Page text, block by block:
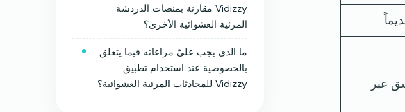
عبر
Vidizzy مقارنة بمنصات الدردشة
المرئية العشوائية الأخرى؟
ما الذي يجب عليّ مراعاته فيما يتعلق
بالخصوصية عند استخدام تطبيق
Vidizzy للمحادثات المرئية العشوائية؟